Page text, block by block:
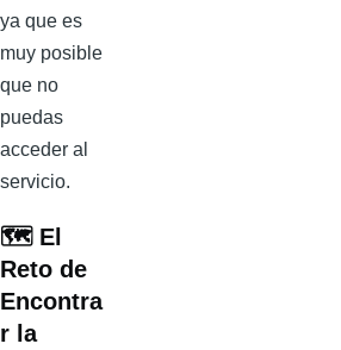
ya que es
muy posible
que no
puedas
acceder al
servicio.
🗺️ El
Reto de
Encontra
r la